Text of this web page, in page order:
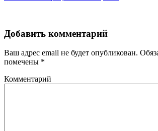
Добавить комментарий
Ваш адрес email не будет опубликован.
помечены *
Комментарий